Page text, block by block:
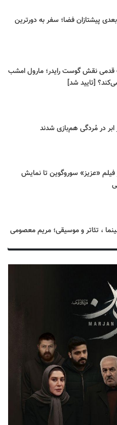
پیشتازان فضا؛ سفر به دورترین
قدمی نقش گوست رایدر؛ مارول امشب
[تایید شد]
ابر در مُردگی هم‌بازی شدند
فیلم «عزیز» سوروگوین تا نمایش